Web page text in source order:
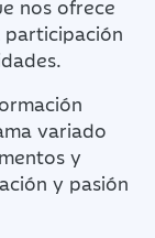
nos ofrece
participación
variado
y
y pasión